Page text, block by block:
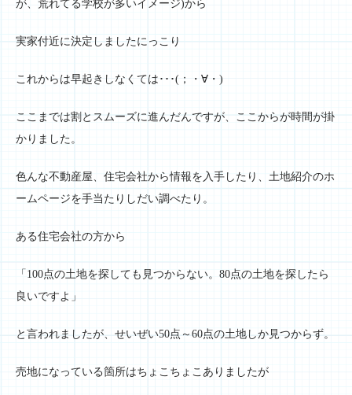
が、荒れてる学校が多いイメージ)から
実家付近に決定しましたにっこり
これからは早起きしなくては･･･(；・∀・)
ここまでは割とスムーズに進んだんですが、ここからが時間が掛
かりました。
色んな不動産屋、住宅会社から情報を入手したり、土地紹介のホ
ームページを手当たりしだい調べたり。
ある住宅会社の方から
「100点の土地を探しても見つからない。80点の土地を探したら
良いですよ」
と言われましたが、せいぜい50点～60点の土地しか見つからず。
売地になっている箇所はちょこちょこありましたが